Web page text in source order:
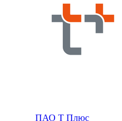
ПАО Т Плюс